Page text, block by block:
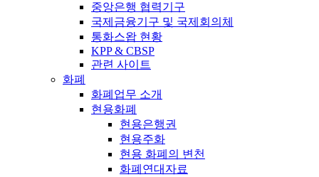
중앙은행 협력기구
국제금융기구 및 국제회의체
통화스왑 현황
KPP & CBSP
관련 사이트
화폐
화폐업무 소개
현용화폐
현용은행권
현용주화
현용 화폐의 변천
화폐연대자료